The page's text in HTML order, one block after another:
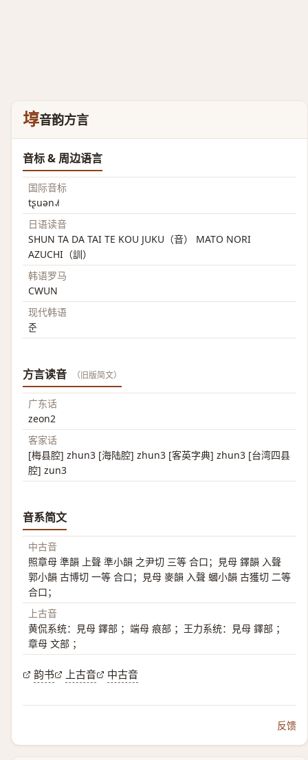
埻音韵方言
音标 & 周边语言
国际音标
tʂuən˨˩˦
日语读音
SHUN TA DA TAI TE KOU JUKU（音） MATO NORI
AZUCHI（訓）
韩语罗马
CWUN
现代韩语
준
方言读音 （旧版简文）
广东话
zeon2
客家话
[梅县腔] zhun3 [海陆腔] zhun3 [客英字典] zhun3 [台湾四县
腔] zun3
音系简文
中古音
照章母 準韻 上聲 準小韻 之尹切 三等 合口；見母 鐸韻 入聲
郭小韻 古博切 一等 合口；見母 麥韻 入聲 蟈小韻 古獲切 二等
合口；
上古音
黄侃系统：見母 鐸部 ；端母 痕部 ；王力系统：見母 鐸部 ；
章母 文部 ；
韵书 上古音 中古音
反馈